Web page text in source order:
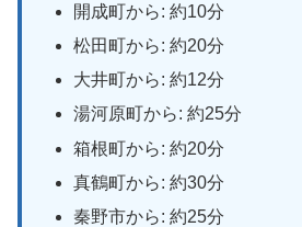
開成町から: 約10分
松田町から: 約20分
大井町から: 約12分
湯河原町から: 約25分
箱根町から: 約20分
真鶴町から: 約30分
秦野市から: 約25分